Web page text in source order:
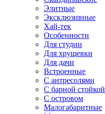
Элитные
Эксклюзивные
Хай-тек
Особенности
Для студии
Для хрущевки
Для дачи
Встроенные
С антресолями
С барной стойкой
С островом
Малогабаритные